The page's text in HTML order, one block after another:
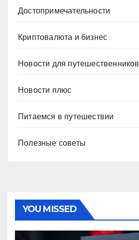
Достопримечательности
Криптовалюта и бизнес
Новости для путешественников
Новости плюс
Питаемся в путешествии
Полезные советы
YOU MISSED